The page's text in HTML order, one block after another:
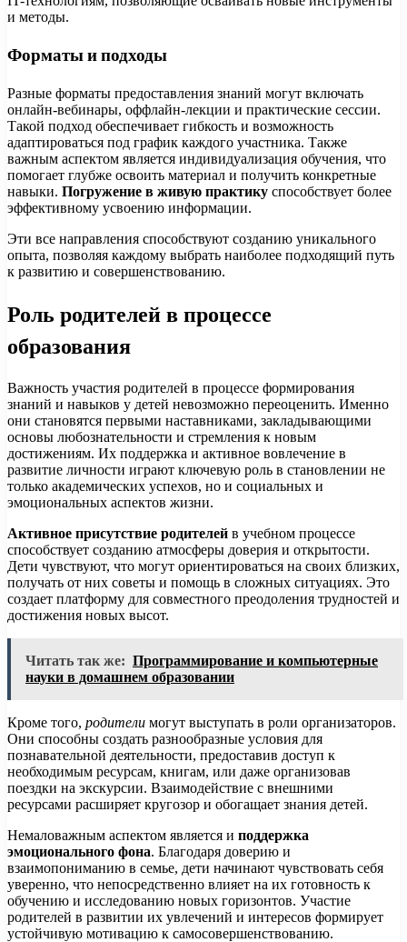
и методы.
Форматы и подходы
Разные форматы предоставления знаний могут включать
онлайн-вебинары, оффлайн-лекции и практические сессии.
Такой подход обеспечивает гибкость и возможность
адаптироваться под график каждого участника. Также
важным аспектом является индивидуализация обучения, что
помогает глубже освоить материал и получить конкретные
навыки. Погружение в живую практику способствует более
эффективному усвоению информации.
Эти все направления способствуют созданию уникального
опыта, позволяя каждому выбрать наиболее подходящий путь
к развитию и совершенствованию.
Роль родителей в процессе
образования
Важность участия родителей в процессе формирования
знаний и навыков у детей невозможно переоценить. Именно
они становятся первыми наставниками, закладывающими
основы любознательности и стремления к новым
достижениям. Их поддержка и активное вовлечение в
развитие личности играют ключевую роль в становлении не
только академических успехов, но и социальных и
эмоциональных аспектов жизни.
Активное присутствие родителей в учебном процессе
способствует созданию атмосферы доверия и открытости.
Дети чувствуют, что могут ориентироваться на своих близких,
получать от них советы и помощь в сложных ситуациях. Это
создает платформу для совместного преодоления трудностей и
достижения новых высот.
Читать так же: Программирование и компьютерные
науки в домашнем образовании
Кроме того, родители могут выступать в роли организаторов.
Они способны создать разнообразные условия для
познавательной деятельности, предоставив доступ к
необходимым ресурсам, книгам, или даже организовав
поездки на экскурсии. Взаимодействие с внешними
ресурсами расширяет кругозор и обогащает знания детей.
Немаловажным аспектом является и поддержка
эмоционального фона. Благодаря доверию и
взаимопониманию в семье, дети начинают чувствовать себя
уверенно, что непосредственно влияет на их готовность к
обучению и исследованию новых горизонтов. Участие
родителей в развитии их увлечений и интересов формирует
устойчивую мотивацию к самосовершенствованию.